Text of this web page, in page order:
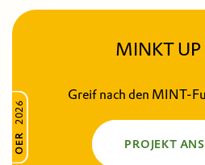
OER
2026
MINKT UP
Greif nach den MINT-
PROJEKT